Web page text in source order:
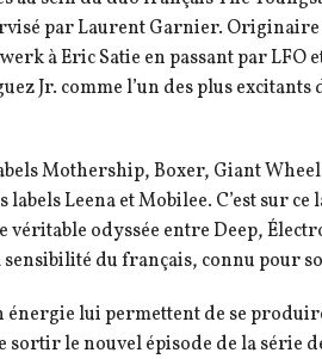
par Laurent Garnier.
à Eric Satie en passant par LFO
Jr. comme l’un des plus excitants
Mothership, Boxer, Giant
labels Leena et Mobilee. C’est sur
véritable odyssée entre Deep,
sensibilité du français, connu pour
énergie lui permettent de se
le nouvel épisode de la série